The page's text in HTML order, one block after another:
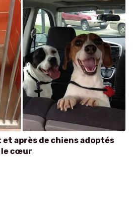
et après de chiens adoptés
le cœur